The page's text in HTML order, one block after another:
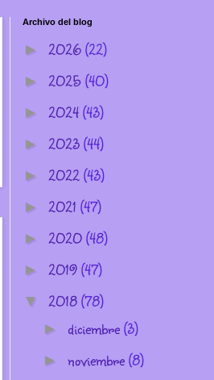
Archivo del blog
► 2026(22)
► 2025(40)
► 2024(43)
► 2023(44)
► 2022(43)
► 2021 (47)
► 2020(48)
► 2019(47)
▼ 2018(78)
► diciembre(3)
► noviembre(8)